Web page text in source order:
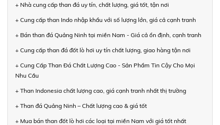
+ Nhà cung cấp than đá uy tín, chất lượng, giá tốt, tận nơi
+ Cung cấp than Indo nhập khẩu với số lượng lớn, giá cả cạnh tranh
+ Bán than đá Quảng Ninh tại miền Nam - Giá cả ổn định, cạnh tranh
+ Cung cấp than đá đốt lò hơi uy tín chất lượng, giao hàng tận nơi
+ Cung Cấp Than Đá Chất Lượng Cao - Sản Phẩm Tin Cậy Cho Mọi
Nhu Cầu
+ Than Indonesia chất lượng cao, giá cạnh tranh nhất thị trường
+ Than đá Quảng Ninh – Chất lượng cao & giá tốt
+ Mua bán than đốt lò hơi các loại tại miền Nam với giá tốt nhất